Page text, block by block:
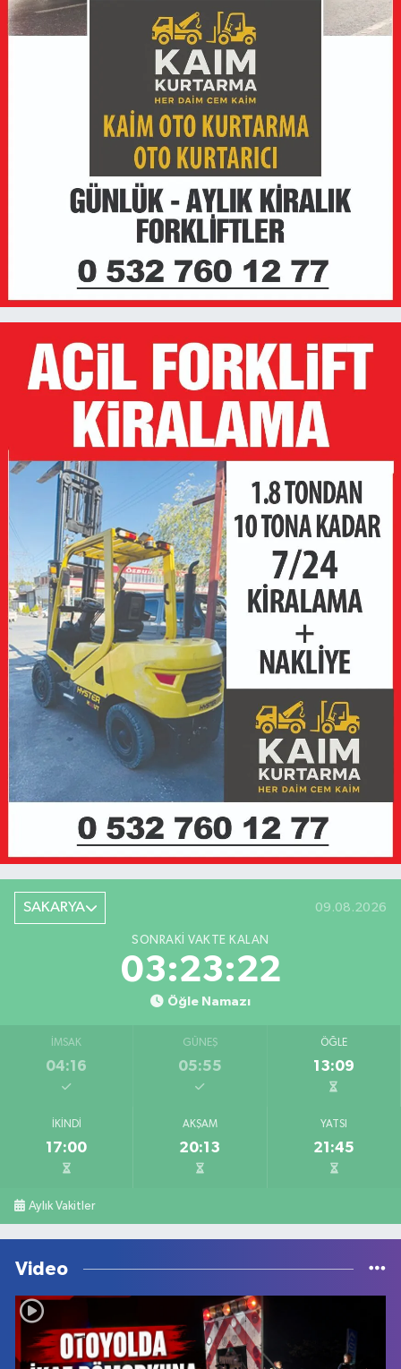
SAKARYA 09.08.2026
SONRAKI VAKTE KALAN
03:23:22
Öğle Namazı
İMSAK
04:16
GÜNEŞ
05:55
ÖĞLE
13:09
İKINDI
17:00
AKŞAM
20:13
YATSI
21:45
Aylık Vakitler
Video